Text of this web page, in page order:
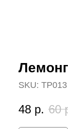
SKU: ТР013
48 р. 60